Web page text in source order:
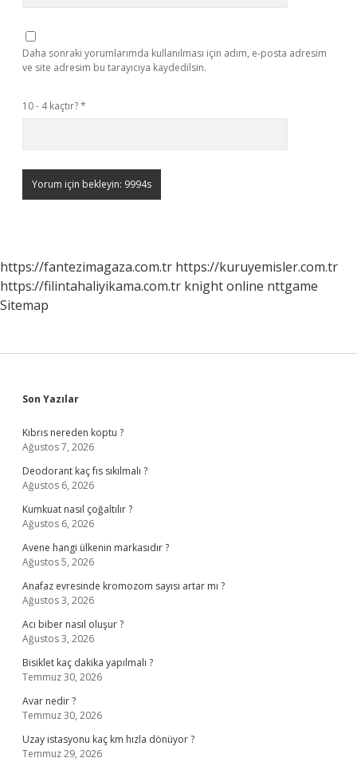
Daha sonraki yorumlarımda kullanılması için adım, e-posta adresim
ve site adresim bu tarayıcıya kaydedilsin.
10 - 4 kaçtır?*
https://fantezimagaza.com.tr https://kuruyemisler.com.tr
https://filintahaliyikama.com.tr knight online nttgame
Sitemap
Sidebar
Son Yazılar
Kıbrıs nereden koptu ?
Ağustos 7, 2026
Deodorant kaç fıs sıkılmalı ?
Ağustos 6, 2026
Kumkuat nasıl çoğaltılır ?
Ağustos 6, 2026
Avene hangi ülkenin markasıdır ?
Ağustos 5, 2026
Anafaz evresinde kromozom sayısı artar mı ?
Ağustos 3, 2026
Acı biber nasıl oluşur ?
Ağustos 3, 2026
Bisiklet kaç dakika yapılmalı ?
Temmuz 30, 2026
Avar nedir ?
Temmuz 30, 2026
Uzay istasyonu kaç km hızla dönüyor ?
Temmuz 29, 2026